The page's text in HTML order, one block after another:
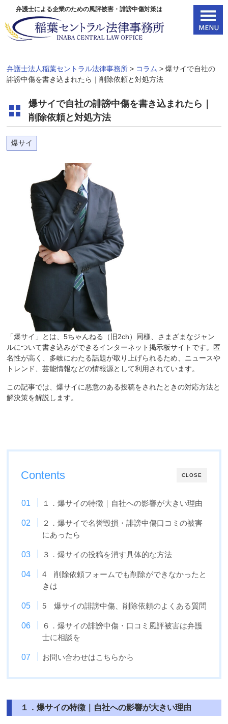
弁護士による企業のための風評被害・誹謗中傷対策は
弁護士法人稲葉セントラル法律事務所 > コラム >爆サイで自社の
誹謗中傷を書き込まれたら｜削除依頼と対処方法
爆サイで自社の誹謗中傷を書き込まれたら｜
削除依頼と対処方法
爆サイ
「爆サイ」とは、5ちゃんねる（旧2ch）同様、さまざまなジャン
ルについて書き込みができるインターネット掲示板サイトです。匿
名性が高く、多岐にわたる話題が取り上げられるため、ニュースや
トレンド、芸能情報などの情報源として利用されています。
この記事では、爆サイに悪意のある投稿をされたときの対応方法と
解決策を解説します。
CLOSE
Contents
１．爆サイの特徴｜自社への影響が大きい理由
２．爆サイで名誉毀損・誹謗中傷口コミの被害
にあったら
３．爆サイの投稿を消す具体的な方法
4 削除依頼フォームでも削除ができなかったと
きは
5 爆サイの誹謗中傷、削除依頼のよくある質問
６．爆サイの誹謗中傷・口コミ風評被害は弁護
士に相談を
お問い合わせはこちらから
１．爆サイの特徴｜自社への影響が大きい理由